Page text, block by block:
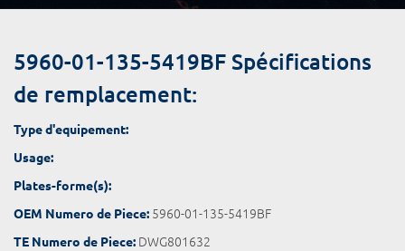
5960-01-135-5419BF Spécifications
de remplacement:
Type d'equipement:
Usage:
Plates-forme(s):
OEM Numero de Piece: 5960-01-135-5419BF
TE Numero de Piece: DWG801632